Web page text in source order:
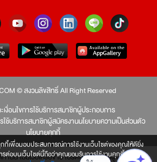
กี้เพื่อมอบประสบการณ์การใช้งานเว็บไซต์ของคุณให้ดียิ่ง
รต่อบนเว็บไซต์นี้ถือว่าคุณยอมรับการใช้งานคุกกี้
© สงวนลิขสิทธิ์ All Right Reserved
เงื่อนไขการใช้บริการสมาชิกผู้ประกอบการ
ใช้บริการสมาชิกผู้สมัครงานนโยบายความเป็นส่วนตัว
นโยบายคุกกี้
านั้น ไม่มีเว็บเครือข่าย โปรดอย่าหลงเชื่อผู้แอบอ้าง และ